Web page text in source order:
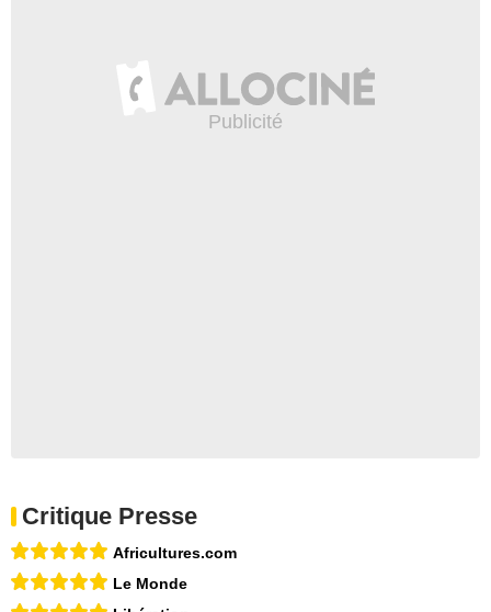
Critique Presse
Africultures.com
Le Monde